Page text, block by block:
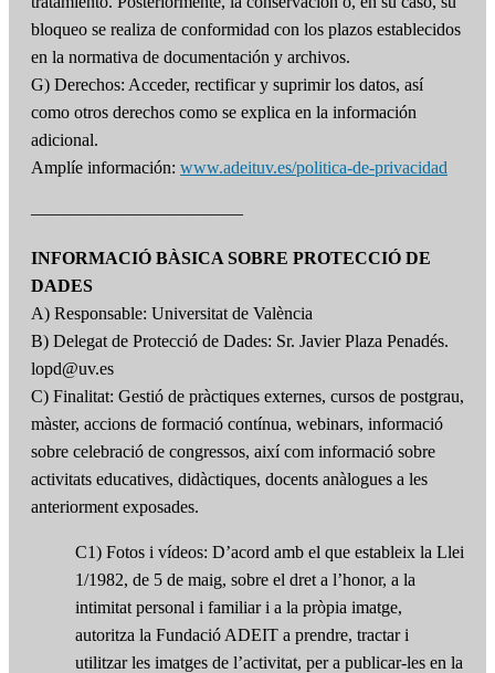
bloqueo se realiza de conformidad con los plazos establecidos
en la normativa de documentación y archivos.
G) Derechos: Acceder, rectificar y suprimir los datos, así
como otros derechos como se explica en la información
adicional.
Amplíe información: www.adeituv.es/politica-de-privacidad
————————————
INFORMACIÓ BÀSICA SOBRE PROTECCIÓ DE
DADES
A) Responsable: Universitat de València
B) Delegat de Protecció de Dades: Sr. Javier Plaza Penadés.
lopd@uv.es
C) Finalitat: Gestió de pràctiques externes, cursos de postgrau,
màster, accions de formació contínua, webinars, informació
sobre celebració de congressos, així com informació sobre
activitats educatives, didàctiques, docents anàlogues a les
anteriorment exposades.
C1) Fotos i vídeos: D’acord amb el que estableix la Llei
1/1982, de 5 de maig, sobre el dret a l’honor, a la
intimitat personal i familiar i a la pròpia imatge,
autoritza la Fundació ADEIT a prendre, tractar i
utilitzar les imatges de l’activitat, per a publicar-les en la